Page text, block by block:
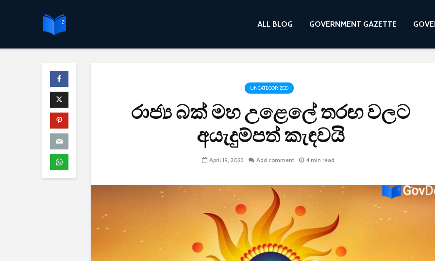
ALL BLOG GOVERNMENT GAZETTE
UNCATEGORIZED
රාජ්‍ය බක් මහ උළෙලේ තරඟ වලට
අයැදුම්පත් කැඳවයි
April 19, 2023 Add comment 4 min read
විවෘත විශ්වවිද්‍යාලයේ
පුස්තකාල හා තොරතුරු
අධ්‍යයනය පිළිබඳ
ශාස්ත්‍රවේදී උපාධිය
2026 සදහා අයදුම්පත්
කරයි